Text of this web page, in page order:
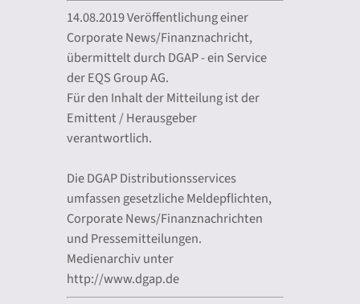
14.08.2019 Veröffentlichung einer
Corporate News/Finanznachricht,
übermittelt durch DGAP - ein Service
der EQS Group AG.
Für den Inhalt der Mitteilung ist der
Emittent / Herausgeber
verantwortlich.
Die DGAP Distributionsservices
umfassen gesetzliche Meldepflichten,
Corporate News/Finanznachrichten
und Pressemitteilungen.
Medienarchiv unter
http://www.dgap.de